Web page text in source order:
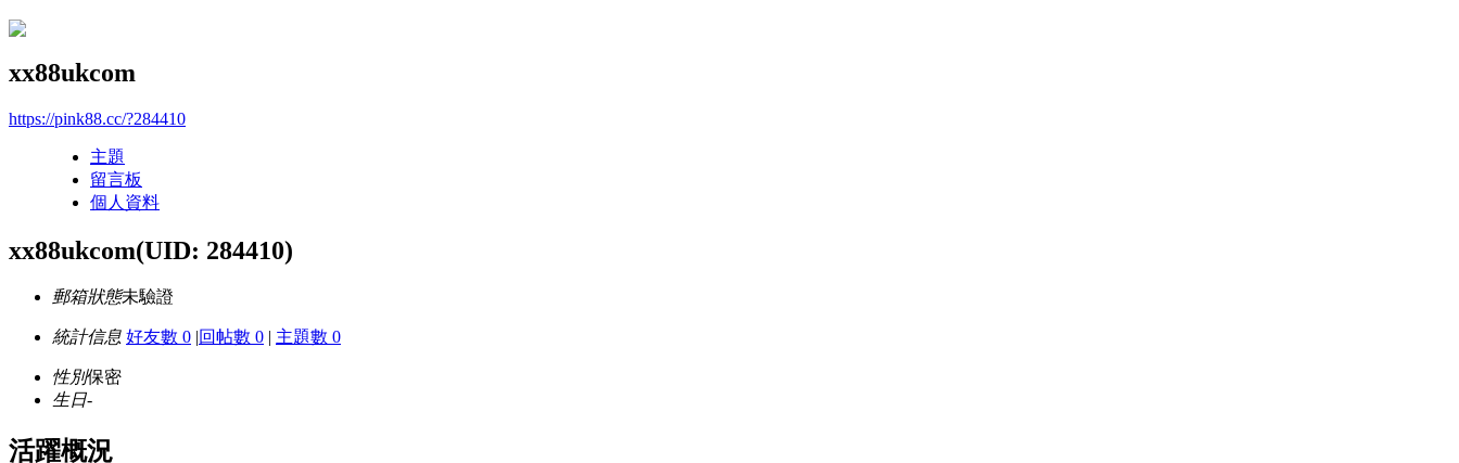
xx88ukcom
https://pink88.cc/?284410
主題
留言板
個人資料
xx88ukcom(UID: 284410)
郵箱狀態未驗證
統計信息 好友數 0 |回帖數 0 | 主題數 0
性別保密
生日-
活躍概況